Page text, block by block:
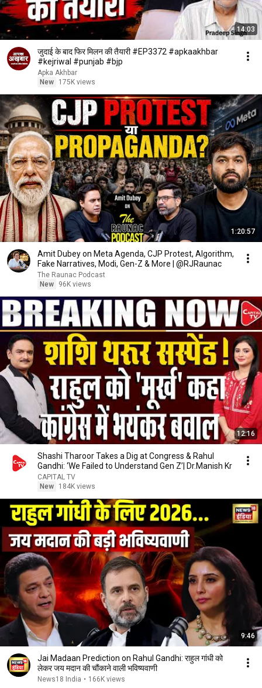
14:03
जुदाई के बाद फिर मिलन की तैयारी #EP3372 #apkaakhbar
#kejriwal #punjab #bjp
Apka Akhbar
New
175K views
1:20:57
Amit Dubey on Meta Agenda, CJP Protest, Algorithm,
Fake Narratives, Modi, Gen-Z & More | @RJRaunac
The Raunac Podcast
New
96K views
12:16
Shashi Tharoor Takes a Dig at Congress & Rahul
Gandhi: ‘We Failed to Understand Gen Z’| Dr.Manish Kr
CAPITAL TV
New
184K views
9:46
Jai Madaan Prediction on Rahul Gandhi: राहुल गांधी को
लेकर जय मदान की चौंकाने वाली भविष्यवाणी
News18 India • 166K views